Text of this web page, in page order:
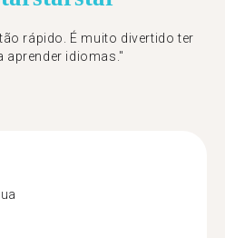
rápido. É muito divertido ter
idiomas."